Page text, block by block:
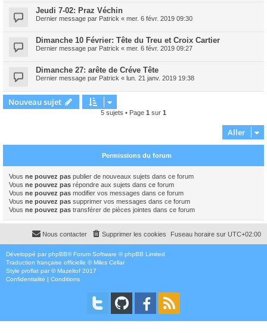
Jeudi 7-02: Praz Véchin
Dernier message par Patrick « mer. 6 févr. 2019 09:30
Dimanche 10 Février: Tête du Treu et Croix Cartier
Dernier message par Patrick « mer. 6 févr. 2019 09:27
Dimanche 27: arête de Créve Tête
Dernier message par Patrick « lun. 21 janv. 2019 19:38
Nouveau sujet
5 sujets • Page 1 sur 1
Aller
Permissions du forum
Vous ne pouvez pas publier de nouveaux sujets dans ce forum
Vous ne pouvez pas répondre aux sujets dans ce forum
Vous ne pouvez pas modifier vos messages dans ce forum
Vous ne pouvez pas supprimer vos messages dans ce forum
Vous ne pouvez pas transférer de pièces jointes dans ce forum
Fuseau horaire sur UTC+02:00
Supprimer les cookies
Nous contacter
Développé par phpBB® Forum Software © phpBB Limited
Traduction française officielle ©Miles Cellar
Style proflat par ©Mazeltof 2017
Confidentialité | Conditions